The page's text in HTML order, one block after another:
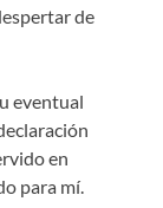
de
eventual
en
para mí.